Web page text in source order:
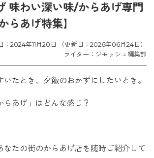
味わい深い味/からあげ専門
らあげ特集】
：2024年11月20日 （更新日：2026年06月24日）
ライター：ジモッシュ編集部
いたとき、夕飯のおかずにしたいとき。
らあげ」はどんな感じ？
なたの街のからあげ店を随時ご紹介して